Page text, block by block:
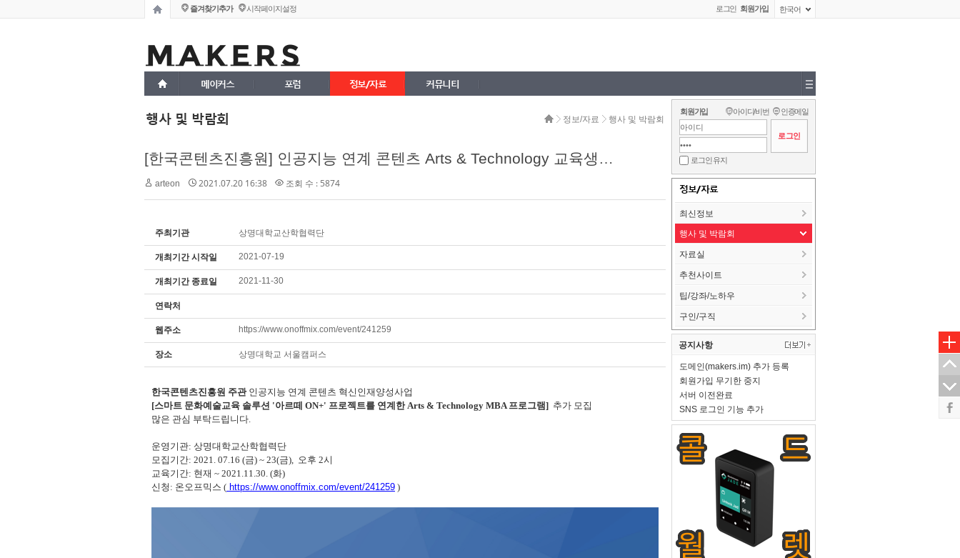
즐겨찾기추가 시작페이지설정 로그인 회원가입 한국어
메이커스 포럼 정보/자료 커뮤니티
행사 및 박람회 정보/자료 행사 및 박람회
[한국콘텐츠진흥원] 인공지능 연계 콘텐츠 Arts & Technology 교육생 모집 (월 최대 150만원 지급)
arteon 2021.07.20 16:38 조회 수 : 5874
주최기관 상명대학교산학협력단
개최기간 시작일 2021-07-19
개최기간 종료일 2021-11-30
연락처
웹주소 https://www.onoffmix.com/event/241259
장소 상명대학교 서울캠퍼스
한국콘텐츠진흥원 주관인공지능 연계 콘텐츠 혁신인재양성사업
[스마트 문화예술교육 솔루션 '아르떼 ON+' 프로젝트를 연계한 Arts & Technology MBA 프로그램] 추가 모집
많은 관심 부탁드립니다.
운영기관: 상명대학교산학협력단
모집기간: 2021. 07.16 (금) ~ 23(금), 오후 2시
교육기간: 현재 ~ 2021.11.30. (화)
신청: 온오프믹스 ( https://www.onoffmix.com/event/241259 )
회원가입 아이디/비번 인증메일
로그인 유지
정보/자료
최신정보
행사 및 박람회
자료실
추천사이트
팁/강좌/노하우
구인/구직
공지사항
도메인(makers.im) 추가 등록
회원가입 무기한 중지
서버 이전완료
SNS 로그인 기능 추가